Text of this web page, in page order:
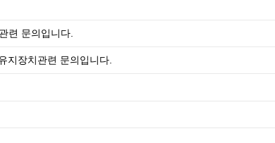
련 문의입니다.
지장치관련 문의입니다.